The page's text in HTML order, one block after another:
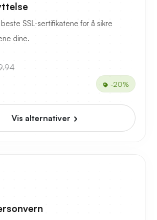
SSL-sertifikatene for å sikre
dine.
-20%
Vis alternativer